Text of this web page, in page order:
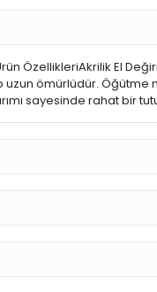
ÖzellikleriAkrilik El
ömürlüdür. Öğütme
sayesinde rahat bir